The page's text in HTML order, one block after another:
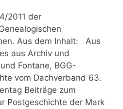
2011 der
Aus dem Inhalt: Aus
aus Archiv und
Fontane, BGG-
vom Dachverband 63.
Beiträge zum
Postgeschichte der Mark